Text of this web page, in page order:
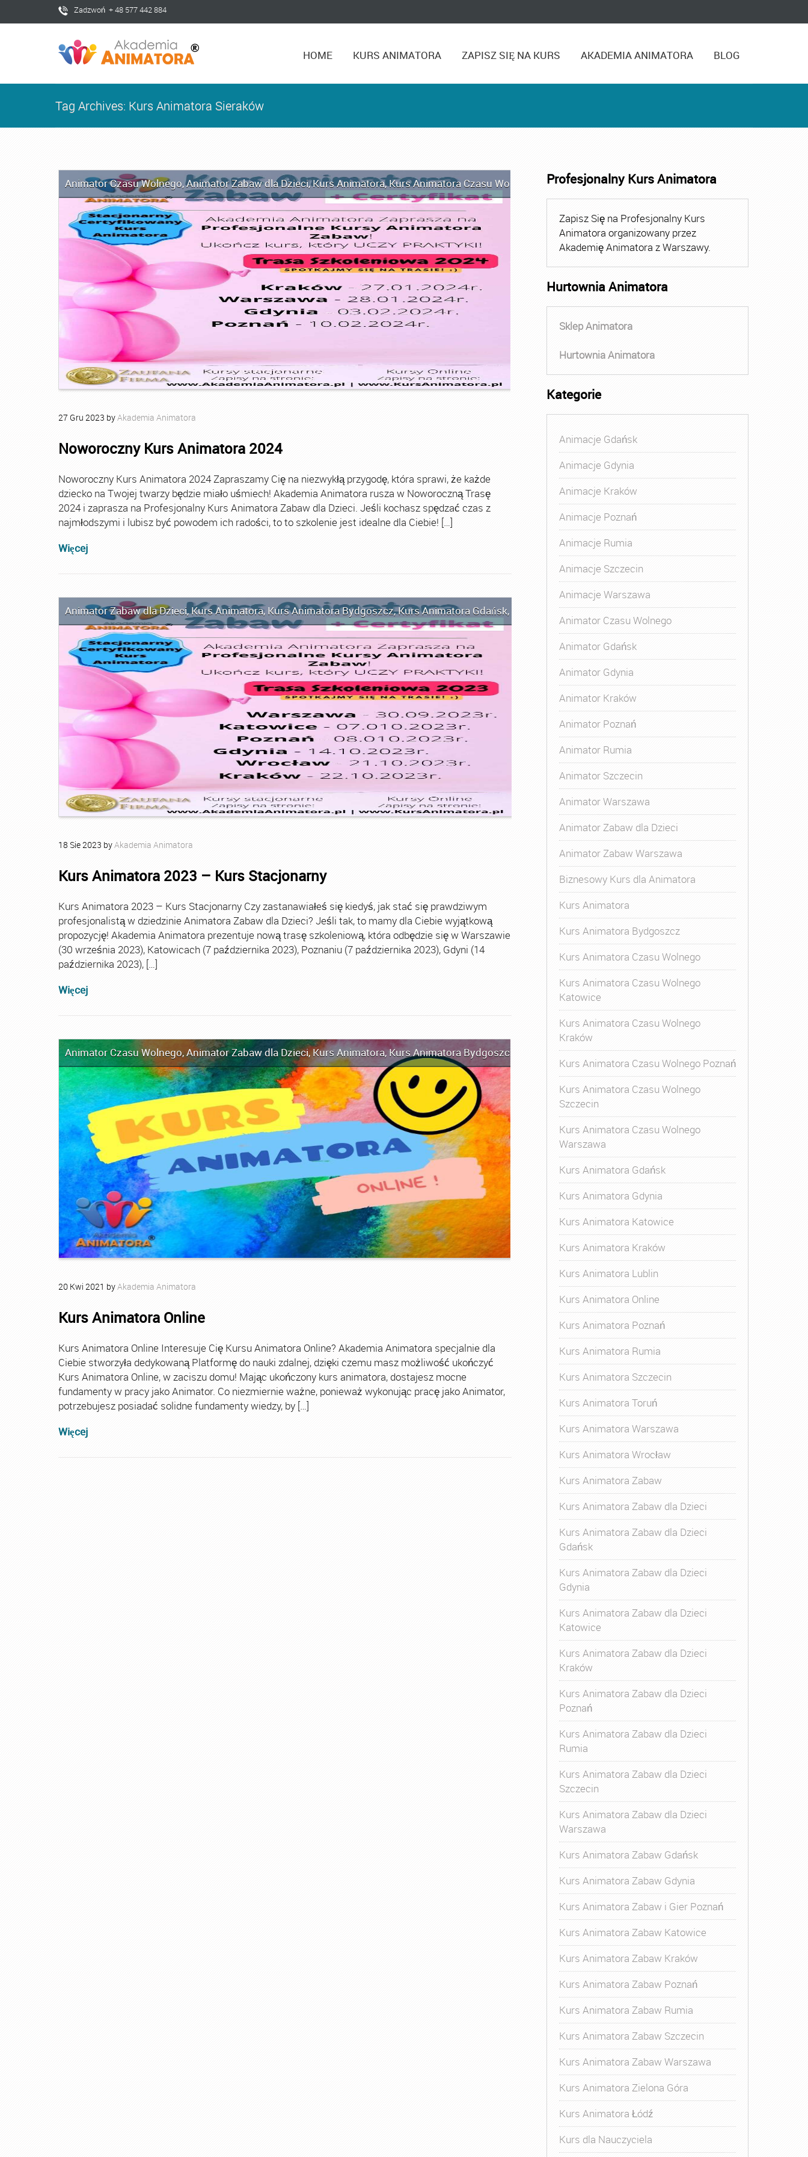
Zadzwoń + 48 577 442 884
HOME KURS ANIMATORA ZAPISZ SIĘ NA KURS AKADEMIA ANIMATORA BLOG
Tag Archives: Kurs Animatora Sieraków
Animator Czasu Wolnego,Animator Zabaw dla Dzieci,Kurs Animatora,Kurs Animatora Czasu Wolnego Kurs Animatora Czasu Wolnego Warszawa
27 Gru 2023 byAkademia Animatora
Noworoczny Kurs Animatora 2024
Noworoczny Kurs Animatora 2024 Zapraszamy Cię na niezwykłą przygodę, która sprawi, że każde
dziecko na Twojej twarzy będzie miało uśmiech! Akademia Animatora rusza w Noworoczną Trasę
2024 i zaprasza na Profesjonalny Kurs Animatora Zabaw dla Dzieci. Jeśli kochasz spędzać czas z
najmłodszymi i lubisz być powodem ich radości, to to szkolenie jest idealne dla Ciebie! […]
Więcej
Animator Zabaw dla Dzieci,Kurs Animatora, Kurs Animatora Bydgoszcz,Kurs Animatora Gdańsk, Kurs Animatora Gdynia,Kurs Animatora Katowice
18 Sie2023 byAkademia Animatora
Kurs Animatora 2023 – Kurs Stacjonarny
Kurs Animatora 2023 – Kurs Stacjonarny Czy zastanawiałeś się kiedyś, jak stać się prawdziwym
profesjonalistą w dziedzinie Animatora Zabaw dla Dzieci? Jeśli tak, to mamy dla Ciebie wyjątkową
propozycję! Akademia Animatora prezentuje nową trasę szkoleniową, która odbędzie się w Warszawie
(30 września 2023), Katowicach (7 października 2023), Poznaniu (7 października 2023), Gdyni (14
października 2023), […]
Więcej
Animator Czasu Wolnego,Animator Zabaw dla Dzieci,Kurs Animatora,Kurs Animatora Bydgoszcz Kurs Animatora Czasu Wolnego,Kurs Animatora Czasu
20 Kwi 2021 byAkademia Animatora
Kurs Animatora Online
Kurs Animatora Online Interesuje Cię Kursu Animatora Online? Akademia Animatora specjalnie dla
Ciebie stworzyła dedykowaną Platformę do nauki zdalnej, dzięki czemu masz możliwość ukończyć
Kurs Animatora Online, w zaciszu domu! Mając ukończony kurs animatora, dostajesz mocne
fundamenty w pracy jako Animator. Co niezmiernie ważne, ponieważ wykonując pracę jako Animator,
potrzebujesz posiadać solidne fundamenty wiedzy, by […]
Więcej
Profesjonalny Kurs Animatora
Zapisz Się na Profesjonalny Kurs
Animatora organizowany przez
Akademię Animatora z Warszawy.
Hurtownia Animatora
Sklep Animatora
Hurtownia Animatora
Kategorie
Animacje Gdańsk
Animacje Gdynia
Animacje Kraków
Animacje Poznań
Animacje Rumia
Animacje Szczecin
Animacje Warszawa
Animator Czasu Wolnego
Animator Gdańsk
Animator Gdynia
Animator Kraków
Animator Poznań
Animator Rumia
Animator Szczecin
Animator Warszawa
Animator Zabaw dla Dzieci
Animator Zabaw Warszawa
Biznesowy Kurs dla Animatora
Kurs Animatora
Kurs Animatora Bydgoszcz
Kurs Animatora Czasu Wolnego
Kurs Animatora Czasu Wolnego
Katowice
Kurs Animatora Czasu Wolnego
Kraków
Kurs Animatora Czasu Wolnego Poznań
Kurs Animatora Czasu Wolnego
Szczecin
Kurs Animatora Czasu Wolnego
Warszawa
Kurs Animatora Gdańsk
Kurs Animatora Gdynia
Kurs Animatora Katowice
Kurs Animatora Kraków
Kurs Animatora Lublin
Kurs Animatora Online
Kurs Animatora Poznań
Kurs Animatora Rumia
Kurs Animatora Szczecin
Kurs Animatora Toruń
Kurs Animatora Warszawa
Kurs Animatora Wrocław
Kurs Animatora Zabaw
Kurs Animatora Zabaw dla Dzieci
Kurs Animatora Zabaw dla Dzieci
Gdańsk
Kurs Animatora Zabaw dla Dzieci
Gdynia
Kurs Animatora Zabaw dla Dzieci
Katowice
Kurs Animatora Zabaw dla Dzieci
Kraków
Kurs Animatora Zabaw dla Dzieci
Poznań
Kurs Animatora Zabaw dla Dzieci
Rumia
Kurs Animatora Zabaw dla Dzieci
Szczecin
Kurs Animatora Zabaw dla Dzieci
Warszawa
Kurs Animatora Zabaw Gdańsk
Kurs Animatora Zabaw Gdynia
Kurs Animatora Zabaw i Gier Poznań
Kurs Animatora Zabaw Katowice
Kurs Animatora Zabaw Kraków
Kurs Animatora Zabaw Poznań
Kurs Animatora Zabaw Rumia
Kurs Animatora Zabaw Szczecin
Kurs Animatora Zabaw Warszawa
Kurs Animatora Zielona Góra
Kurs Animatora Łódź
Kurs dla Nauczyciela